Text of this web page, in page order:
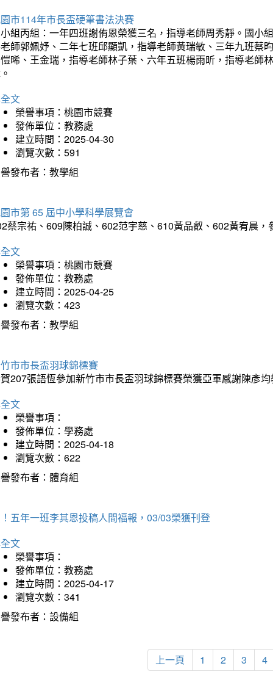
市114年市長盃硬筆書法決賽
組丙組：一年四班謝侑恩榮獲三名，指導老師周秀靜。國小
師郭姵妤、二年七班邱顯凱，指導老師黃瑞敏、三年九班蔡
晞、王金瑞，指導老師林子葉、六年五班楊雨昕，指導老師
文
榮譽事項：桃園市競賽
發佈單位：教務處
建立時間：2025-04-30
瀏覽次數：591
發布者：教學組
市第 65 屆中小學科學展覽會
蔡宗祐、609陳柏誠、602范宇慈、610黃品叡、602黃宥晨
文
榮譽事項：桃園市競賽
發佈單位：教務處
建立時間：2025-04-25
瀏覽次數：423
發布者：教學組
市市長盃羽球錦標賽
207張語恆參加新竹市市長盃羽球錦標賽榮獲亞軍感謝陳彥
文
榮譽事項：
發佈單位：學務處
建立時間：2025-04-18
瀏覽次數：622
發布者：體育組
五年一班李其恩投稿人間福報，03/03榮獲刊登
文
榮譽事項：
發佈單位：教務處
建立時間：2025-04-17
瀏覽次數：341
發布者：設備組
上一頁 1 2 3 4